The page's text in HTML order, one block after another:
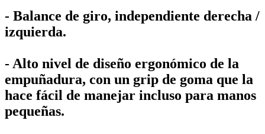
- Balance de giro, independiente derecha /
izquierda.
- Alto nivel de diseño ergonómico de la
empuñadura, con un grip de goma que la
hace fácil de manejar incluso para manos
pequeñas.